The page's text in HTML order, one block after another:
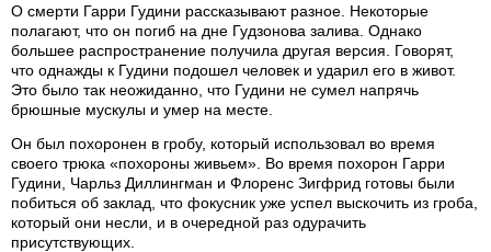
О смерти Гарри Гудини рассказывают разное. Некоторые
полагают, что он погиб на дне Гудзонова залива. Однако
большее распространение получила другая версия. Говорят,
что однажды к Гудини подошел человек и ударил его в живот.
Это было так неожиданно, что Гудини не сумел напрячь
брюшные мускулы и умер на месте.
Он был похоронен в гробу, который использовал во время
своего трюка «похороны живьем». Во время похорон Гарри
Гудини, Чарльз Диллингман и Флоренс Зигфрид готовы были
побиться об заклад, что фокусник уже успел выскочить из гроба,
который они несли, и в очередной раз одурачить
присутствующих.